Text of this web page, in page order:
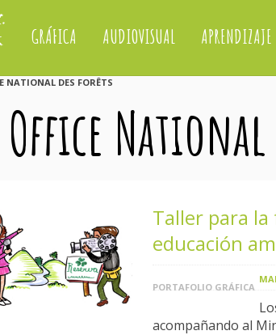
GRÁFICA AUDIOVISUAL APRENDIZAJE
NATIONAL DES FORÊTS
Office National
Taller para
educación
PORTAFOLIO GRÁFICA
acompañando al